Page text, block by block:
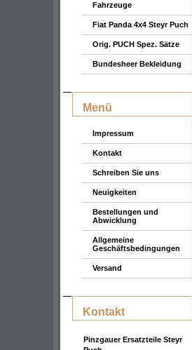
Fahrzeuge
Fiat Panda 4x4 Steyr Puch
Orig. PUCH Spez. Sätze
Bundesheer Bekleidung
Menü
Impressum
Kontakt
Schreiben Sie uns
Neuigkeiten
Bestellungen und
Abwicklung
Allgemeine
Geschäftsbedingungen
Versand
Kontakt
Pinzgauer Ersatzteile Steyr